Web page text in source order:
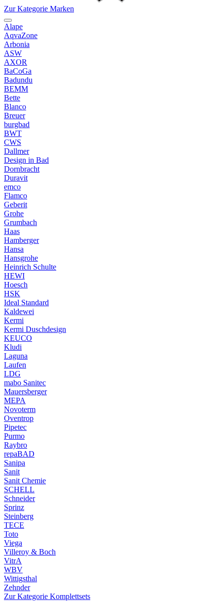
Zur Kategorie Marken
Alape
AqvaZone
Arbonia
ASW
AXOR
BaCoGa
Badundu
BEMM
Bette
Blanco
Breuer
burgbad
BWT
CWS
Dallmer
Design in Bad
Dornbracht
Duravit
emco
Flamco
Geberit
Grohe
Grumbach
Haas
Hamberger
Hansa
Hansgrohe
Heinrich Schulte
HEWI
Hoesch
HSK
Ideal Standard
Kaldewei
Kermi
Kermi Duschdesign
KEUCO
Kludi
Laguna
Laufen
LDG
mabo Sanitec
Mauersberger
MEPA
Novoterm
Oventrop
Pipetec
Purmo
Raybro
repaBAD
Sanipa
Sanit
Sanit Chemie
SCHELL
Schneider
Sprinz
Steinberg
TECE
Toto
Viega
Villeroy & Boch
VitrA
WBV
Wittigsthal
Zehnder
Zur Kategorie Komplettsets